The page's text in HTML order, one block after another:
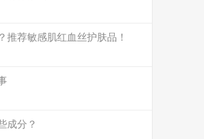
推荐敏感肌红血丝护肤品！
成分？